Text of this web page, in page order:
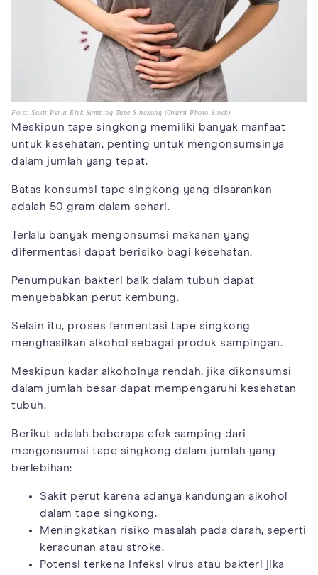
Foto: Sakit Perut Efek Samping Tape Singkong (Orami Photo Stock)
Meskipun tape singkong memiliki banyak manfaat
untuk kesehatan, penting untuk mengonsumsinya
dalam jumlah yang tepat.
Batas konsumsi tape singkong yang disarankan
adalah 50 gram dalam sehari.
Terlalu banyak mengonsumsi makanan yang
difermentasi dapat berisiko bagi kesehatan.
Penumpukan bakteri baik dalam tubuh dapat
menyebabkan perut kembung.
Selain itu, proses fermentasi tape singkong
menghasilkan alkohol sebagai produk sampingan.
Meskipun kadar alkoholnya rendah, jika dikonsumsi
dalam jumlah besar dapat mempengaruhi kesehatan
tubuh.
Berikut adalah beberapa efek samping dari
mengonsumsi tape singkong dalam jumlah yang
berlebihan:
Sakit perut karena adanya kandungan alkohol
dalam tape singkong.
Meningkatkan risiko masalah pada darah, seperti
keracunan atau stroke.
Potensi terkena infeksi virus atau bakteri jika